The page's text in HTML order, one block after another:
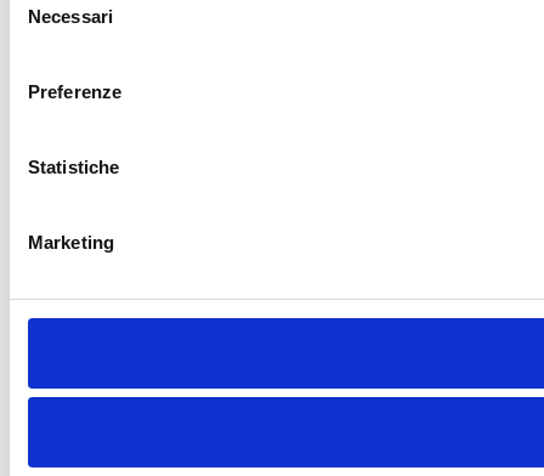
delNecessari
Preferenze
Statistiche
Marketing